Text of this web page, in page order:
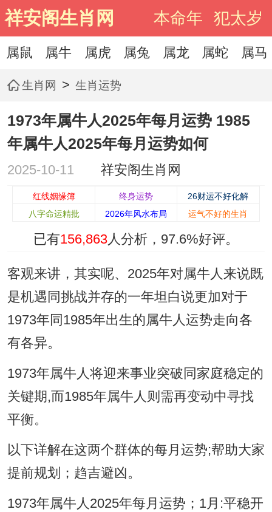
祥安阁生肖网 本命年 犯太岁
属鼠 属牛 属虎 属兔 属龙 属蛇 属马
生肖网 > 生肖运势
1973年属牛人2025年每月运势 1985
年属牛人2025年每月运势如何
2025-10-11 祥安阁生肖网
红线姻缘簿 终身运势
26财运不好化解
八字命运精批
2026年风水布局 运气不好的生肖
已有156,863人分析， 97.6%好评。
客观来讲，其实呢、2025年对属牛人来说既
是机遇同挑战并存的一年坦白说更加对于
1973年同1985年出生的属牛人运势走向各
有各异。
1973年属牛人将迎来事业突破同家庭稳定的
关键期,而1985年属牛人则需再变动中寻找
平衡。
以下详解在这两个群体的每月运势;帮助大家
提前规划；趋吉避凶。
1973年属牛人2025年每月运势；1月:平稳开